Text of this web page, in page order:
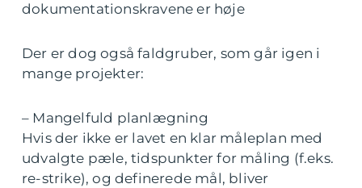
dokumentationskravene er høje
Der er dog også faldgruber, som går igen i
mange projekter:
– Mangelfuld planlægning
Hvis der ikke er lavet en klar måleplan med
udvalgte pæle, tidspunkter for måling (f.eks.
re-strike), og definerede mål, bliver